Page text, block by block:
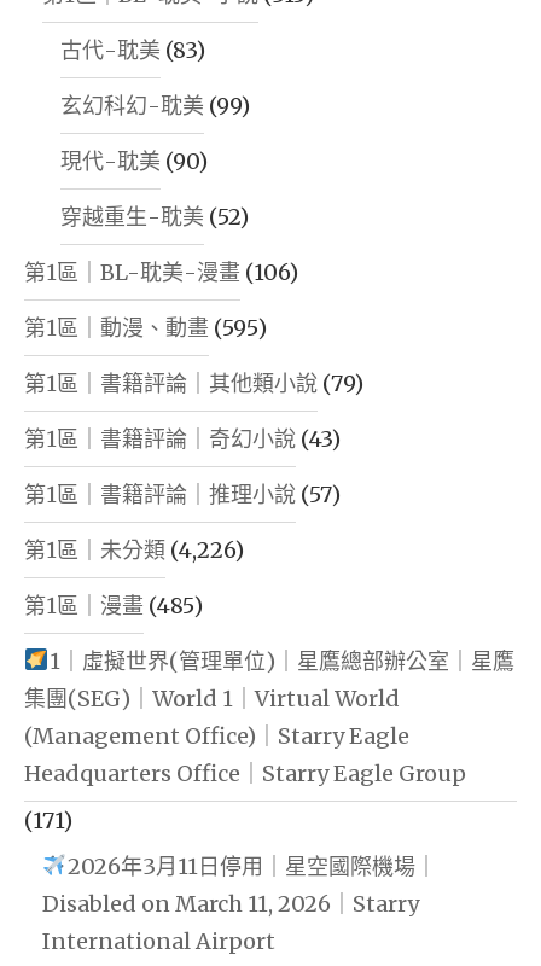
古代-耽美 (83)
玄幻科幻-耽美 (99)
現代-耽美 (90)
穿越重生-耽美 (52)
第1區｜BL-耽美-漫畫 (106)
第1區｜動漫、動畫 (595)
第1區｜書籍評論｜其他類小說 (79)
第1區｜書籍評論｜奇幻小說 (43)
第1區｜書籍評論｜推理小說 (57)
第1區｜未分類 (4,226)
第1區｜漫畫 (485)
1｜虛擬世界(管理單位)｜星鷹總部辦公室｜星鷹
集團(SEG)｜World 1｜Virtual World
(Management Office)｜Starry Eagle
Headquarters Office｜Starry Eagle Group
(171)
2026年3月11日停用｜星空國際機場｜
Disabled on March 11, 2026｜Starry
International Airport